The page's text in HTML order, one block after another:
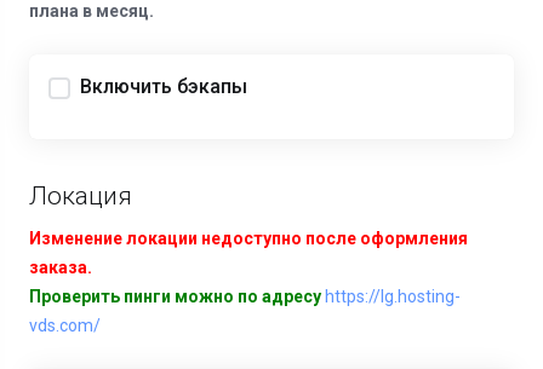
плана в месяц.
Включить бэкапы
Локация
Изменение локации недоступно после оформления
заказа.
Проверить пинги можно по адресу https://lg.hosting-
vds.com/